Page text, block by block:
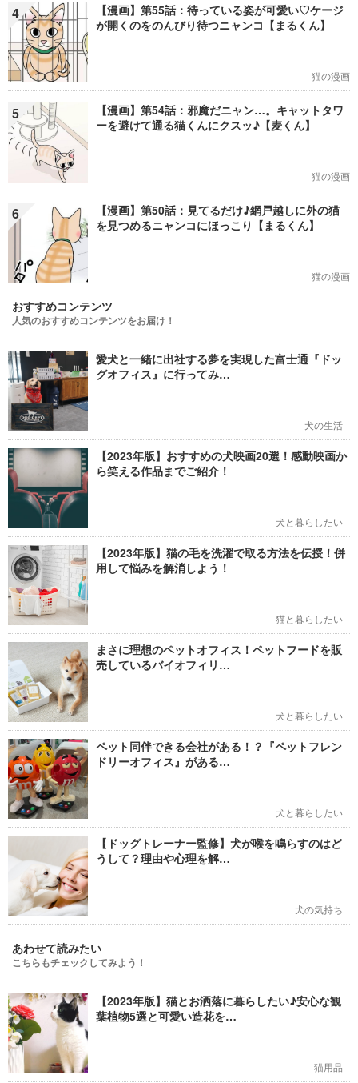
4
【漫画】第55話：待っている姿が可愛い♡ケージ
が開くのをのんびり待つニャンコ【まるくん】
猫の漫画
5
【漫画】第54話：邪魔だニャン…。キャットタワ
ーを避けて通る猫くんにクスッ♪【麦くん】
猫の漫画
6
【漫画】第50話：見てるだけ♪網戸越しに外の猫
を見つめるニャンコにほっこり【まるくん】
猫の漫画
おすすめコンテンツ
人気のおすすめコンテンツをお届け！
愛犬と一緒に出社する夢を実現した富士通『ドッ
グオフィス』に行ってみ…
犬の生活
【2023年版】おすすめの犬映画20選！感動映画か
ら笑える作品までご紹介！
犬と暮らしたい
【2023年版】猫の毛を洗濯で取る方法を伝授！併
用して悩みを解消しよう！
猫と暮らしたい
まさに理想のペットオフィス！ペットフードを販
売しているバイオフィリ…
犬と暮らしたい
ペット同伴できる会社がある！？『ペットフレン
ドリーオフィス』がある…
犬と暮らしたい
【ドッグトレーナー監修】犬が喉を鳴らすのはど
うして？理由や心理を解…
犬の気持ち
あわせて読みたい
こちらもチェックしてみよう！
【2023年版】猫とお洒落に暮らしたい♪安心な観
葉植物5選と可愛い造花を…
猫用品